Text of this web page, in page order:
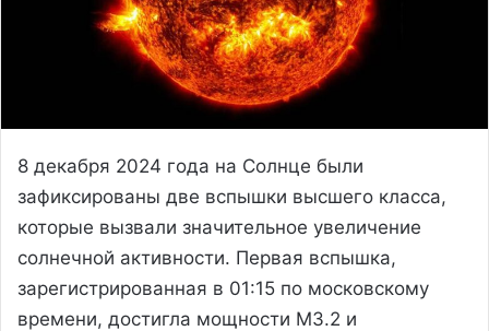
8 декабря 2024 года на Солнце были
зафиксированы две вспышки высшего класса,
которые вызвали значительное увеличение
солнечной активности. Первая вспышка,
зарегистрированная в 01:15 по московскому
времени, достигла мощности M3.2 и